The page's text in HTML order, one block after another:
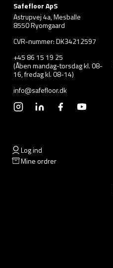
Safefloor ApS
Astrupvej 4a, Mesballe
8550 Ryomgaard
CVR-nummer: DK34212597
+45 86 15 19 25
(Åben mandag-torsdag kl. 08-
16, fredag kl. 08-14)
info@safefloor.dk
Log ind
Mine ordrer